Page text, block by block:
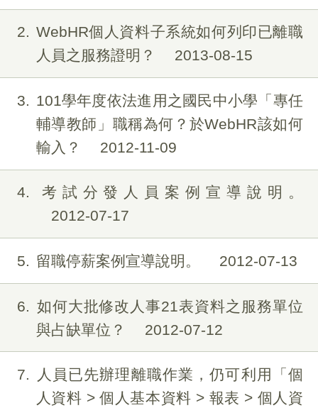
2
WebHR個人資料子系統如何列印已離職
人員之服務證明？
2013-08-15
3
101學年度依法進用之國民中小學「專任
輔導教師」職稱為何？於WebHR該如何
輸入？
2012-11-09
4
考試分發人員案例宣導說明。
2012-07-17
5 留職停薪案例宣導說明。 2012-07-13
6
如何大批修改人事21表資料之服務單位
與占缺單位？
2012-07-12
7
人員已先辦理離職作業，仍可利用「個
人資料 > 個人基本資料 > 報表 > 個人資